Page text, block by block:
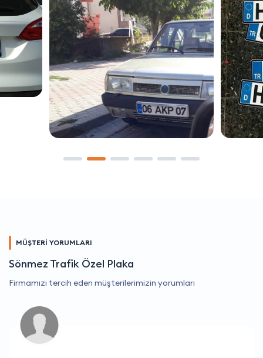
MÜŞTERİ YORUMLARI
Sönmez Trafik Özel Plaka
Firmamızı tercih eden müşterilerimizin yorumları